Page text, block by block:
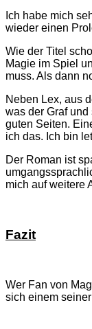
Ich habe mich
wieder einen
Wie der Titel
Magie im Spiel
muss. Als dann
Neben Lex, aus
was der Graf
guten Seiten.
ich das. Ich bin
Der Roman ist
mich auf weitere
Fazit
Wer Fan von
sich einem